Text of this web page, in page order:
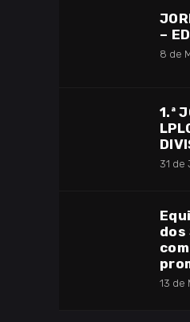
–
8 de
1.ª
31 de
dos
13 de